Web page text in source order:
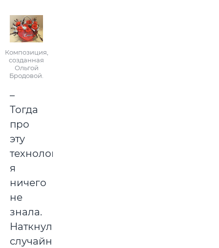
Композиция,
созданная
Ольгой
Бродовой.
–
Тогда
про
эту
технологию
я
ничего
не
знала.
Наткнулась
случайно